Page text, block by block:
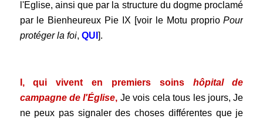
l'Eglise, ainsi que par la structure du dogme proclamé
par le Bienheureux Pie IX [voir le Motu proprioPour
protéger la foi, QUI ].
I, qui vivent en premiers soins hôpital de
campagne de l'Église, Je vois cela tous les jours, Je
ne peux pas signaler des choses différentes que je